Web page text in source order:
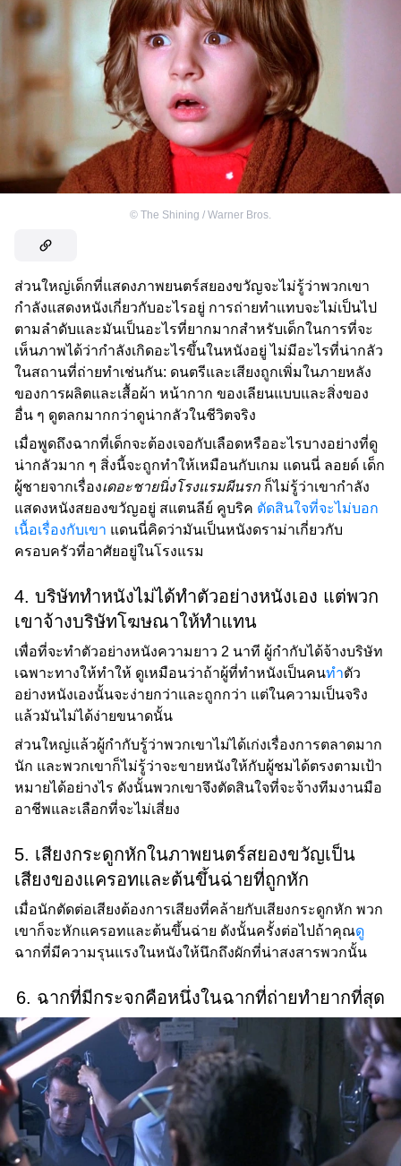
© The Shining / Warner Bros.
ส่วนใหญ่เด็กที่แสดงภาพยนตร์สยองขวัญจะไม่รู้ว่าพวกเขา
กำลังแสดงหนังเกี่ยวกับอะไรอยู่ การถ่ายทำแทบจะไม่เป็นไป
ตามลำดับและมันเป็นอะไรที่ยากมากสำหรับเด็กในการที่จะ
เห็นภาพได้ว่ากำลังเกิดอะไรขึ้นในหนังอยู่ ไม่มีอะไรที่น่ากลัว
ในสถานที่ถ่ายทำเช่นกัน: ดนตรีและเสียงถูกเพิ่มในภายหลัง
ของการผลิตและเสื้อผ้า หน้ากาก ของเลียนแบบและสิ่งของ
อื่น ๆ ดูตลกมากกว่าดูน่ากลัวในชีวิตจริง
เมื่อพูดถึงฉากที่เด็กจะต้องเจอกับเลือดหรืออะไรบางอย่างที่ดู
น่ากลัวมาก ๆ สิ่งนี้จะถูกทำให้เหมือนกับเกม แดนนี่ ลอยด์ เด็ก
ผู้ชายจากเรื่องเดอะชายนิ่งโรงแรมผีนรก ก็ไม่รู้ว่าเขากำลัง
แสดงหนังสยองขวัญอยู่ สแตนลีย์ คูบริค ตัดสินใจที่จะไม่บอก
เนื้อเรื่องกับเขา แดนนี่คิดว่ามันเป็นหนังดราม่าเกี่ยวกับ
ครอบครัวที่อาศัยอยู่ในโรงแรม
4. บริษัททำหนังไม่ได้ทำตัวอย่างหนังเอง แต่พวก
เขาจ้างบริษัทโฆษณาให้ทำแทน
เพื่อที่จะทำตัวอย่างหนังความยาว 2 นาที ผู้กำกับได้จ้างบริษัท
เฉพาะทางให้ทำให้ ดูเหมือนว่าถ้าผู้ที่ทำหนังเป็นคนทำตัว
อย่างหนังเองนั้นจะง่ายกว่าและถูกกว่า แต่ในความเป็นจริง
แล้วมันไม่ได้ง่ายขนาดนั้น
ส่วนใหญ่แล้วผู้กำกับรู้ว่าพวกเขาไม่ได้เก่งเรื่องการตลาดมาก
นัก และพวกเขาก็ไม่รู้ว่าจะขายหนังให้กับผู้ชมได้ตรงตามเป้า
หมายได้อย่างไร ดังนั้นพวกเขาจึงตัดสินใจที่จะจ้างทีมงานมือ
อาชีพและเลือกที่จะไม่เสี่ยง
5. เสียงกระดูกหักในภาพยนตร์สยองขวัญเป็น
เสียงของแครอทและต้นขึ้นฉ่ายที่ถูกหัก
เมื่อนักตัดต่อเสียงต้องการเสียงที่คล้ายกับเสียงกระดูกหัก พวก
เขาก็จะหักแครอทและต้นขึ้นฉ่าย ดังนั้นครั้งต่อไปถ้าคุณดู
ฉากที่มีความรุนแรงในหนังให้นึกถึงผักที่น่าสงสารพวกนั้น
6. ฉากที่มีกระจกคือหนึ่งในฉากที่ถ่ายทำยากที่สุด